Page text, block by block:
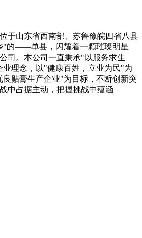
于山东省西南部、苏鲁豫皖四省八县
"的——单县，闪耀着一颗璀璨明星
司。本公司一直秉承"以服务求生
理念，以"健康百姓，立业为民"为
贴膏生产企业"为目标，不断创新突
中占据主动，把握挑战中蕴涵